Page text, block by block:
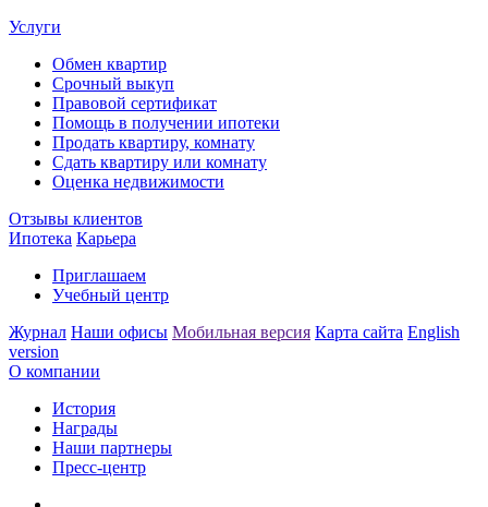
Услуги
Обмен квартир
Срочный выкуп
Правовой сертификат
Помощь в получении ипотеки
Продать квартиру, комнату
Сдать квартиру или комнату
Оценка недвижимости
Отзывы клиентов
Ипотека Карьера
Приглашаем
Учебный центр
Журнал Наши офисы Мобильная версия Карта сайта English
version
О компании
История
Награды
Наши партнеры
Пресс-центр